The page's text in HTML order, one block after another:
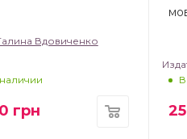
Вдовиченко
грн